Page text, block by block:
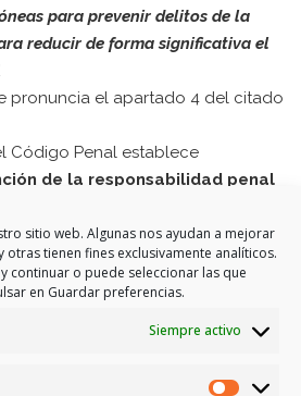
sitio web. Algunas nos ayudan a mejorar
otras tienen fines exclusivamente analíticos.
continuar o puede seleccionar las que
en Guardar preferencias.
Siempre activo
para prevenir delitos de la
reducir de forma significativa el
pronuncia el apartado 4 del citado
Código Penal establece
de la responsabilidad penal
PENAL”.
Jurídica